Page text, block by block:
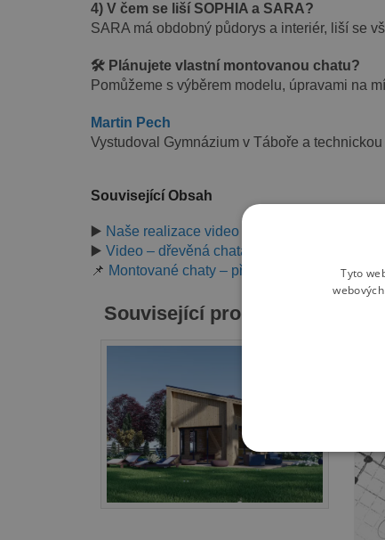
4) V čem se liší SOPHIA a SARA?
SARA má obdobný půdorys a interiér, liší se
🛠️ Plánujete vlastní montovanou chatu?
Pomůžeme s výběrem modelu, úpravami na
Martin Pech
Vystudoval Gymnázium v Táboře a
Související Obsah
▶️ Naše realizace video – dřevěná montovaná
▶️ Video – dřevěná chata FILL se štukovou
📌 Montované chaty – přehled modelů
Související produkty
Tyto
NEZBYTNĚ